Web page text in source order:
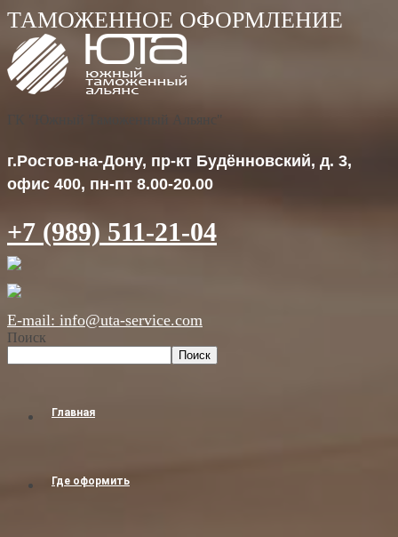
ГК "Южный Таможенный Альянс"
г.Ростов-на-Дону, пр-кт Будённовский, д. 3,
офис 400, пн-пт 8.00-20.00
+7 (989) 511-21-04
E-mail: info@uta-service.com
Поиск
Поиск
Главная
Где оформить